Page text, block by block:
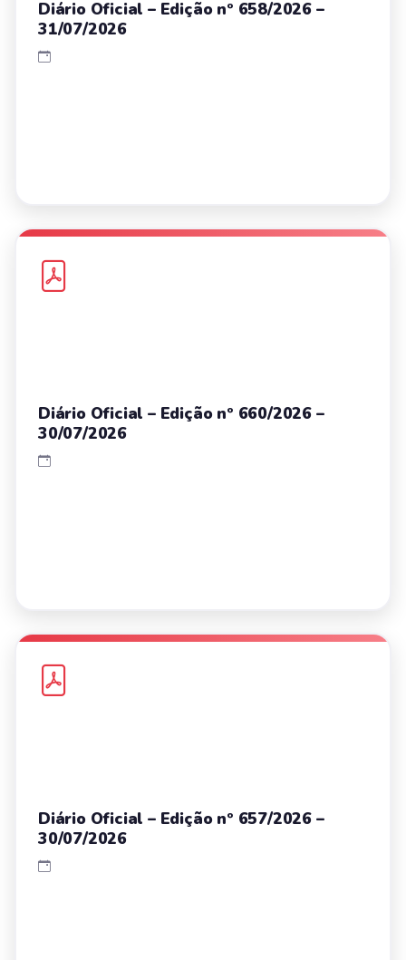
Diário Oficial – Edição nº 658/2026 –
31/07/2026
Diário Oficial – Edição nº 660/2026 –
30/07/2026
Diário Oficial – Edição nº 657/2026 –
30/07/2026